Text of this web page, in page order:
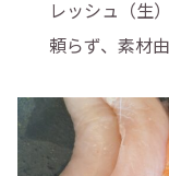
レッシュ（生
頼らず、素材